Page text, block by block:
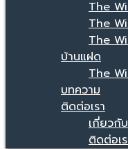
The
The
The
บ้านแฝด
The
บทความ
ติดต่อเรา
เกี่ยวกับ
ติดต่อเ